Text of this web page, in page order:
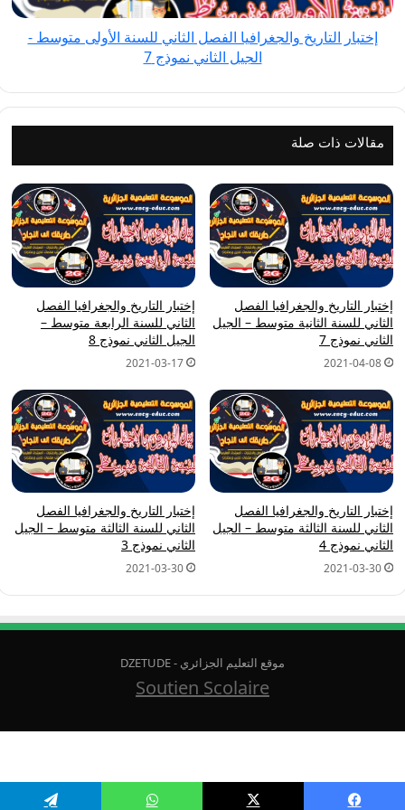
متوسط
نموذج
7
إختبار التاريخ والجغرافيا الفصل الثاني للسنة الأولى متوسط -
الجيل الثاني نموذج 7
مقالات ذات صلة
إختبار التاريخ والجغرافيا الفصل
الثاني للسنة الثانية متوسط – الجيل
الثاني نموذج 7
2021-04-08
إختبار التاريخ والجغرافيا الفصل
الثاني للسنة الرابعة متوسط –
الجيل الثاني نموذج 8
2021-03-17
إختبار التاريخ والجغرافيا الفصل
الثاني للسنة الثالثة متوسط – الجيل
الثاني نموذج 4
2021-03-30
إختبار التاريخ والجغرافيا الفصل
الثاني للسنة الثالثة متوسط – الجيل
الثاني نموذج 3
2021-03-30
موقع التعليم الجزائري - DZETUDE
Soutien Scolaire